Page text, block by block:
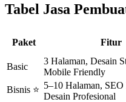
Tabel Jasa
Paket Fitur
Basic
3 Halaman, Desain
Mobile Friendly
Bisnis ⭐ 5–10 Halaman, SEO
Desain Profesional